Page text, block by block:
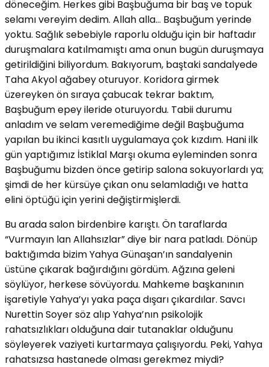
döneceğim. Herkes gibi Başbuğuma bir baş ve topuk
selamı vereyim dedim. Allah alla… Başbuğum yerinde
yoktu. Sağlık sebebiyle raporlu olduğu için bir haftadır
duruşmalara katılmamıştı ama onun bugün duruşmaya
getirildiğini biliyordum. Bakıyorum, baştaki sandalyede
Taha Akyol ağabey oturuyor. Koridora girmek
üzereyken ön sıraya çabucak tekrar baktım,
Başbuğum epey ileride oturuyordu. Tabii durumu
anladım ve selam veremediğime değil Başbuğuma
yapılan bu ikinci kasıtlı uygulamaya çok kızdım. Hani ilk
gün yaptığımız İstiklal Marşı okuma eyleminden sonra
Başbuğumu bizden önce getirip salona sokuyorlardı ya;
şimdi de her kürsüye çıkan onu selamladığı ve hatta
elini öptüğü için yerini değiştirmişlerdi.
Bu arada salon birdenbire karıştı. Ön taraflarda
“Vurmayın lan Allahsızlar” diye bir nara patladı. Dönüp
baktığımda bizim Yahya Günaşan’ın sandalyenin
üstüne çıkarak bağırdığını gördüm. Ağzına geleni
söylüyor, herkese sövüyordu. Mahkeme başkanının
işaretiyle Yahya’yı yaka paça dışarı çıkardılar. Savcı
Nurettin Soyer söz alıp Yahya’nın psikolojik
rahatsızlıkları olduğuna dair tutanaklar olduğunu
söyleyerek vaziyeti kurtarmaya çalışıyordu. Peki, Yahya
rahatsızsa hastanede olması gerekmez miydi?